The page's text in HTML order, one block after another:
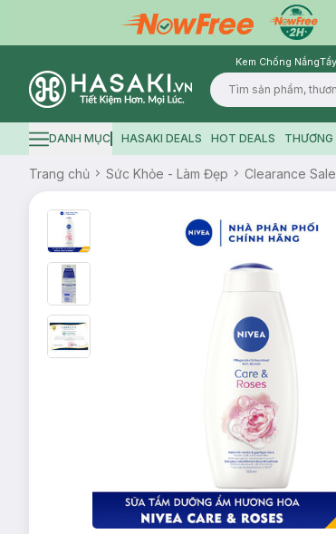
Kem Chống Nắng
Logo
Hamburger icon
DANH MỤC HASAKI DEALS HOT DEALS THƯƠNG
Trang chủ Sức Khỏe - Làm Đẹp Clearance Sale